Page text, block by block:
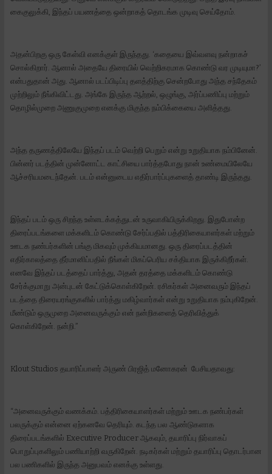
கைகுலுக்கி, இந்தப் பயணத்தை ஒன்றாகத் தொடங்க முடிவு செய்தோம்.
அதன்பிறகு ஒரு கேள்வி எனக்குள் இருந்தது. ‘கதையை இவ்வளவு நன்றாகச்
சொல்கிறார். ஆனால் அதையே திரையில் வெற்றிகரமாக கொண்டு வர முடியுமா?’
என்பதுதான் அது. ஆனால் படப்பிடிப்பு தளத்திற்கு சென்றபோது அந்த சந்தேகம்
முற்றிலும் நீங்கிவிட்டது. அங்கே இருந்த ஆற்றல், ஒழுங்கு, அர்ப்பணிப்பு மற்றும்
தொழில்முறை அணுகுமுறை எனக்கு மிகுந்த நம்பிக்கையை அளித்தது.
அந்த தருணத்திலேயே இந்தப் படம் வெற்றி பெறும் என்று உறுதியாக நம்பினேன்.
பின்னர் படத்தின் முன்னோட்ட காட்சியை பார்த்தபோது நான் உண்மையிலேயே
ஆச்சரியமடைந்தேன். படம் என்னுடைய எதிர்பார்ப்புகளைத் தாண்டி இருந்தது.
இந்தப் படம் ஒரு சிறந்த உள்ளடக்கத்துடன் உருவாகியிருக்கிறது. இதுபோன்ற
திரைப்படங்களை மக்களிடம் கொண்டு சேர்ப்பதில் பத்திரிகையாளர்கள் மற்றும்
ஊடக நண்பர்களின் பங்கு மிகவும் முக்கியமானது. ஒரு திரைப்படத்தின்
எதிர்காலத்தை தீர்மானிப்பதில் நீங்கள் மிகப்பெரிய சக்தியாக இருக்கிறீர்கள்.
எனவே இந்தப் படத்தைப் பார்த்து, அதன் தரத்தை மக்களிடம் கொண்டு
சேர்க்குமாறு அன்புடன் கேட்டுக்கொள்கிறேன். ரசிகர்கள் அனைவரும் இந்தப்
படத்தை திரையரங்குகளில் பார்த்து மகிழ்வார்கள் என்று உறுதியாக நம்புகிறேன்.
மீண்டும் ஒருமுறை அனைவருக்கும் என் நன்றிகளைத் தெரிவித்துக்
கொள்கிறேன். நன்றி.”
Klout Studios தயாரிப்பாளர் அருண் பிரஜித் மனோகரன் பேசியதாவது:
“அனைவருக்கும் வணக்கம். பத்திரிகையாளர்கள் மற்றும் ஊடக நண்பர்கள்
பலருக்கும் என்னை ஏற்கனவே தெரியும். கடந்த பல ஆண்டுகளாக
திரைப்படங்களில் Executive Producer ஆகவும், தயாரிப்பு நிர்வாகப்
பொறுப்புகளிலும் பணியாற்றி வருகிறேன். நடிகர்கள் மற்றும் தயாரிப்பு தொடர்பான
பல பணிகளில் இருந்த அனுபவம் எனக்கு உள்ளது.